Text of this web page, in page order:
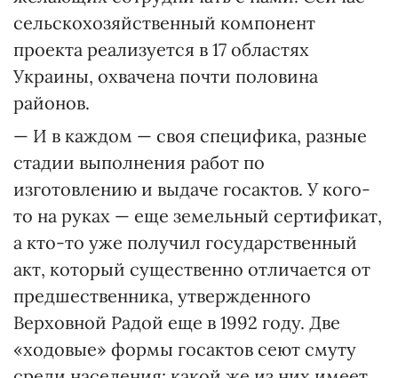
сельскохозяйственный компонент
проекта реализуется в 17 областях
Украины, охвачена почти половина
районов.
— И в каждом — своя специфика, разные
стадии выполнения работ по
изготовлению и выдаче госактов. У кого-
то на руках — еще земельный сертификат,
а кто-то уже получил государственный
акт, который существенно отличается от
предшественника, утвержденного
Верховной Радой еще в 1992 году. Две
«ходовые» формы госактов сеют смуту